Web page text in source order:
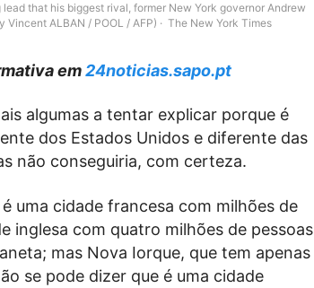
that his biggest rival, former New York governor Andrew
ALBAN / POOL / AFP)
The New York Times
em24noticias.sapo.pt
algumas a tentar explicar porque é
dos Estados Unidos e diferente das
não conseguiria, com certeza.
uma cidade francesa com milhões de
inglesa com quatro milhões de pessoas
mas Nova Iorque, que tem apenas
se pode dizer que é uma cidade